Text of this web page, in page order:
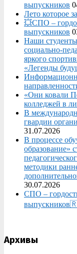
выпускников
Лето которое
💥СПО –
выпускников
Наши
яркого
«Легенды
«Они ковали
колледжей в
В
гвардии
31.07.2026
В процессе
образование»
методики
30.07.2026
СПО –
Архивы